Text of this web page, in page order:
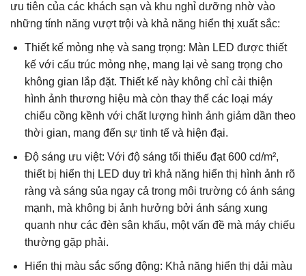
ưu tiên của các khách sạn và khu nghỉ dưỡng nhờ vào
những tính năng vượt trội và khả năng hiển thị xuất sắc:
Thiết kế mỏng nhẹ và sang trọng: Màn LED được thiết
kế với cấu trúc mỏng nhẹ, mang lại vẻ sang trọng cho
không gian lắp đặt. Thiết kế này không chỉ cải thiện
hình ảnh thương hiệu mà còn thay thế các loại máy
chiếu cồng kềnh với chất lượng hình ảnh giảm dần theo
thời gian, mang đến sự tinh tế và hiện đại.
Độ sáng ưu việt: Với độ sáng tối thiểu đạt 600 cd/m²,
thiết bị hiển thị LED duy trì khả năng hiển thị hình ảnh rõ
ràng và sáng sủa ngay cả trong môi trường có ánh sáng
mạnh, mà không bị ảnh hưởng bởi ánh sáng xung
quanh như các đèn sân khấu, một vấn đề mà máy chiếu
thường gặp phải.
Hiển thị màu sắc sống động: Khả năng hiển thị dải màu